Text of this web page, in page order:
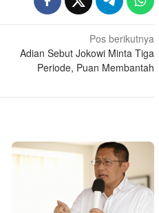
Pos berikutnya
Adian Sebut Jokowi Minta Tiga
Periode, Puan Membantah